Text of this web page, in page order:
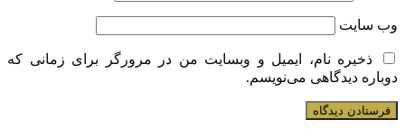
وب‌ سایت
ذخیره نام، ایمیل و وبسایت من در مرورگر برای زمانی که
دوباره دیدگاهی می‌نویسم.